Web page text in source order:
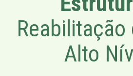
Alto